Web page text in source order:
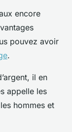
encore
pouvez avoir
.
il en
appelle les
hommes et